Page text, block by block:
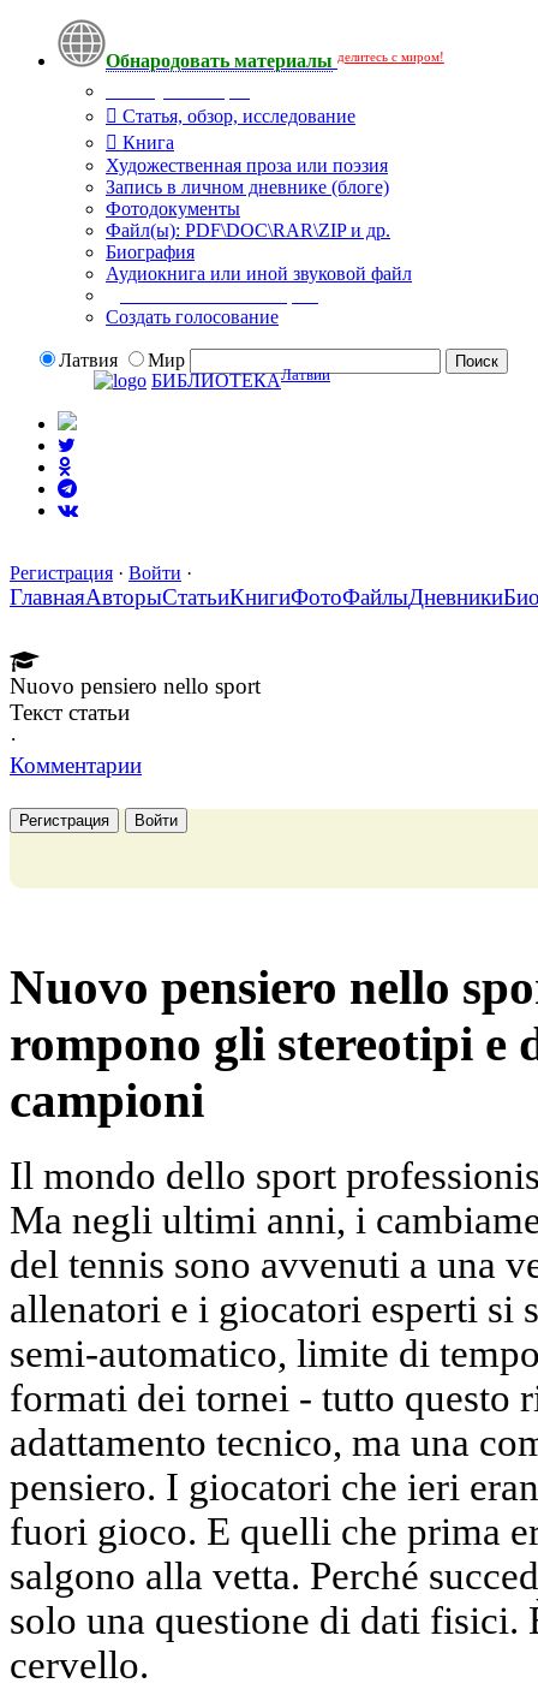
Обнародовать материалы делитесь с миром!
Статья, обзор, исследование
Книга
Художественная проза или поэзия
Запись в личном дневнике (блоге)
Фотодокументы
Файл(ы): PDF\DOC\RAR\ZIP и др.
Биография
Аудиокнига или иной звуковой файл
Создать голосование
Латвия
Мир
БИБЛИОТЕКАЛатвии
Регистрация · Войти ·
ГлавнаяАвторыСтатьиКнигиФотоФайлыДневники
Nuovo pensiero nello sport
Текст статьи
·
Комментарии
Регистрация Войти
Nuovo pensiero nello
rompono gli stereotipi e
campioni
Il mondo dello sport
Ma negli ultimi anni, i
del tennis sono avvenuti a una
allenatori e i giocatori esperti si
semi-automatico, limite di
formati dei tornei - tutto questo
adattamento tecnico, ma una
pensiero. I giocatori che ieri
fuori gioco. E quelli che prima
salgono alla vetta. Perché
solo una questione di dati fisici.
cervello.